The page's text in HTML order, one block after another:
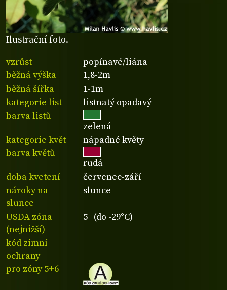
Ilustrační foto.
vzrůst
popínavé/liána
běžná výška
1,8-2m
běžná šířka
1-1m
kategorie list
listnatý opadavý
barva listů
zelená
kategorie květ
nápadné květy
barva květů
rudá
doba kvetení
červenec-září
nároky na
slunce
slunce
USDA zóna
(nejnižší)
5 (do -29°C)
kód zimní
ochrany
pro zóny 5+6